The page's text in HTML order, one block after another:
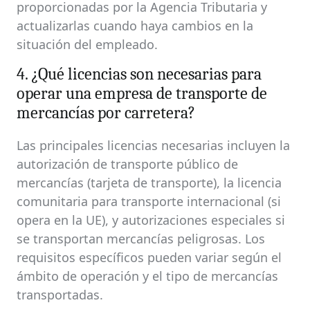
proporcionadas por la Agencia Tributaria y
actualizarlas cuando haya cambios en la
situación del empleado.
4. ¿Qué licencias son necesarias para
operar una empresa de transporte de
mercancías por carretera?
Las principales licencias necesarias incluyen la
autorización de transporte público de
mercancías (tarjeta de transporte), la licencia
comunitaria para transporte internacional (si
opera en la UE), y autorizaciones especiales si
se transportan mercancías peligrosas. Los
requisitos específicos pueden variar según el
ámbito de operación y el tipo de mercancías
transportadas.